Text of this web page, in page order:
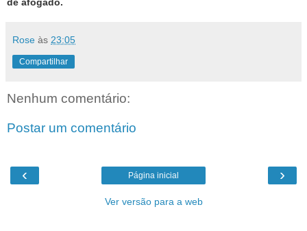
Rose às 23:05
Compartilhar
Nenhum comentário:
Postar um comentário
‹ ›
Página inicial
Ver versão para a web